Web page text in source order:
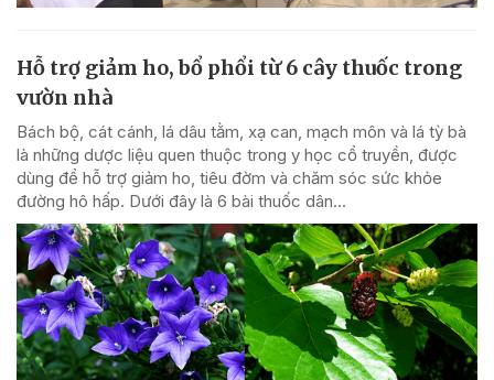
Hỗ trợ giảm ho, bổ phổi từ 6 cây thuốc trong
vườn nhà
Bách bộ, cát cánh, lá dâu tằm, xạ can, mạch môn và lá tỳ bà
là những dược liệu quen thuộc trong y học cổ truyền, được
dùng để hỗ trợ giảm ho, tiêu đờm và chăm sóc sức khỏe
đường hô hấp. Dưới đây là 6 bài thuốc dân...